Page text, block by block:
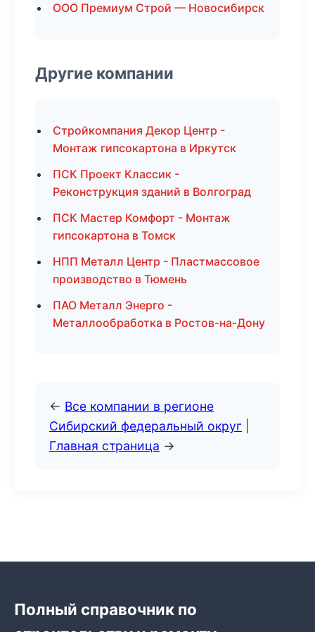
ООО Премиум Строй — Новосибирск
Другие компании
Стройкомпания Декор Центр -
Монтаж гипсокартона в Иркутск
ПСК Проект Классик -
Реконструкция зданий в Волгоград
ПСК Мастер Комфорт - Монтаж
гипсокартона в Томск
НПП Металл Центр - Пластмассовое
производство в Тюмень
ПАО Металл Энерго -
Металлообработка в Ростов-на-Дону
← Все компании в регионе
Сибирский федеральный округ
Главная страница →
Полный справочник по